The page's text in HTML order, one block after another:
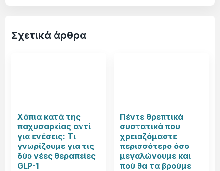
Σχετικά άρθρα
Χάπια κατά της
παχυσαρκίας αντί
για ενέσεις: Τι
γνωρίζουμε για τις
δύο νέες θεραπείες
GLP-1
Πέντε θρεπτικά
συστατικά που
χρειαζόμαστε
περισσότερο όσο
μεγαλώνουμε και
πού θα τα βρούμε